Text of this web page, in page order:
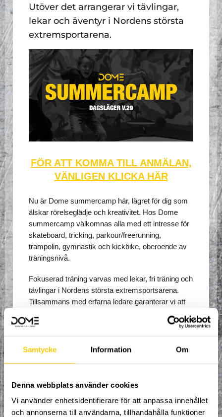
Samtycke Information Om
Denna webbplats använder cookies
Vi använder enhetsidentifierare för att anpassa innehållet
och annonserna till användarna, tillhandahålla funktioner
Utöver det arrangerar vi tävlingar,
lekar och äventyr i Nordens största
extremsportarena.
FÖR ATT KOMMA TILL ANMÄLAN,
VÄNLIGEN KLICKA HÄR
Nu är Dome summercamp här, lägret för dig som
älskar rörelseglädje och kreativitet. Hos Dome
summercamp välkomnas alla med ett intresse för
skateboard, tricking, parkour/freerunning,
trampolin, gymnastik och kickbike, oberoende av
träningsnivå.
Fokuserad träning varvas med lekar, fri träning och
tävlingar i Nordens största extremsportsarena.
Tillsammans med erfarna ledare garanterar vi att
och utvecklas inom sitt område.
Lägret pågår från måndag 15/7 till och med fredag
stängning, men den organiserade träningen tar slut
16:00. I anmälningsavgiften så ingår: